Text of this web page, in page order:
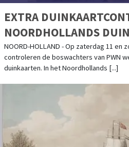
EXTRA
NOORDHOLLANDS
NOORD-HOLLAND - Op zaterdag 11 en
controleren de boswachters van PWN
duinkaarten. In het Noordhollands [...]